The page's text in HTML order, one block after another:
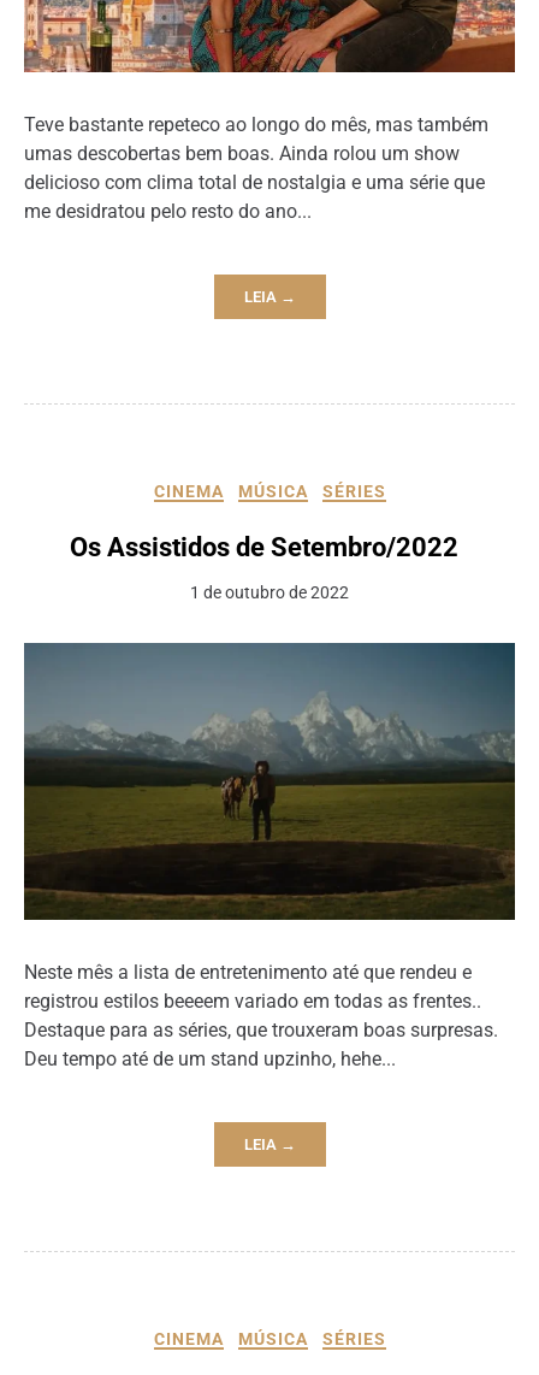
Teve bastante repeteco ao longo do mês, mas também
umas descobertas bem boas. Ainda rolou um show
delicioso com clima total de nostalgia e uma série que
me desidratou pelo resto do ano...
LEIA →
CINEMA MÚSICA SÉRIES
Os Assistidos de Setembro/2022
1 de outubro de 2022
Neste mês a lista de entretenimento até que rendeu e
registrou estilos beeeem variado em todas as frentes..
Destaque para as séries, que trouxeram boas surpresas.
Deu tempo até de um stand upzinho, hehe...
LEIA →
CINEMA MÚSICA SÉRIES